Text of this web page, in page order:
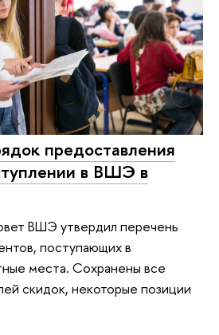
предоставления
в ВШЭ в
ВШЭ утвердил перечень
поступающих в
места. Сохранены все
скидок, некоторые позиции